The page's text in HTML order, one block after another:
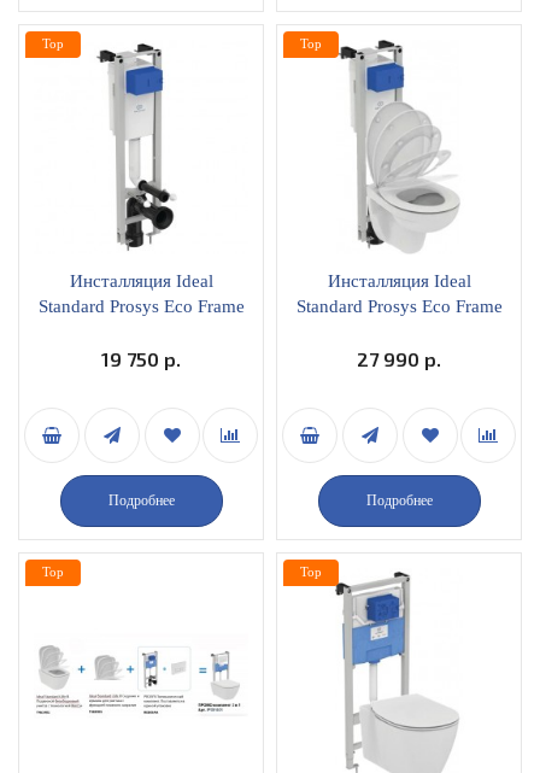
Инсталляция Ideal
Standard Prosys Eco Frame
19 750 р.
Подробнее
Top
Инсталляция Ideal
Standard Prosys Eco Frame
Eurovit K881201 с
W660101
27 990 р.
Подробнее
Top
Top Top